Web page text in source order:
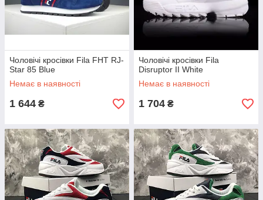
Чоловічі кросівки Fila FHT RJ-
Star 85 Blue
Немає в наявності
1 644 ₴
Чоловічі кросівки Fila
Disruptor II White
Немає в наявності
1 704 ₴